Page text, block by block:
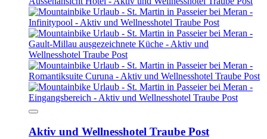
Aktiv und Wellnesshotel Traube Post